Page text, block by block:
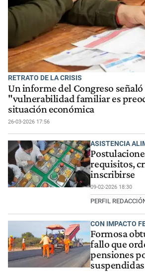
RETRATO DE LA CRISIS
Un informe del Congreso señaló
"vulnerabilidad familiar es
situación económica
26-03-2026 17:56
ASISTENCIA
requisitos,
inscribirse
09-02-2026 18:30
PERFIL
CON IMPACTO
Formosa
fallo que
pensiones